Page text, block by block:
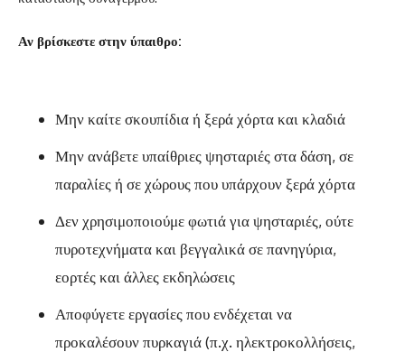
Αν βρίσκεστε στην ύπαιθρο:
Μην καίτε σκουπίδια ή ξερά χόρτα και κλαδιά
Μην ανάβετε υπαίθριες ψησταριές στα δάση, σε
παραλίες ή σε χώρους που υπάρχουν ξερά χόρτα
Δεν χρησιμοποιούμε φωτιά για ψησταριές, ούτε
πυροτεχνήματα και βεγγαλικά σε πανηγύρια,
εορτές και άλλες εκδηλώσεις
Αποφύγετε εργασίες που ενδέχεται να
προκαλέσουν πυρκαγιά (π.χ. ηλεκτροκολλήσεις,